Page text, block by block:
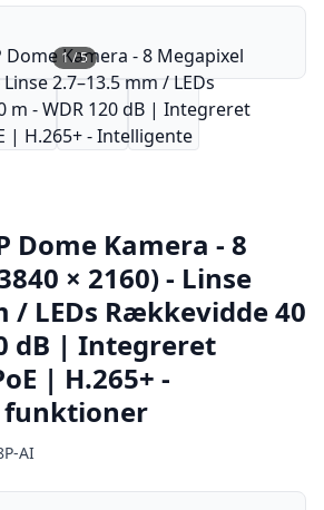
1/5
Dome Kamera - 8
× 2160) - Linse
/ LEDs Rækkevidde 40
dB | Integreret
| H.265+ -
AI